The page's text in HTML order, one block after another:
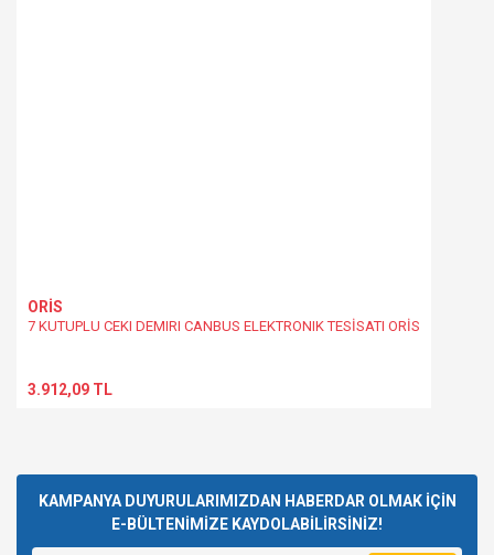
ORİS
7 KUTUPLU CEKI DEMIRI CANBUS ELEKTRONIK TESİSATI ORİS
3.912,09 TL
KAMPANYA DUYURULARIMIZDAN HABERDAR OLMAK İÇİN
E-BÜLTENİMİZE KAYDOLABİLİRSİNİZ!